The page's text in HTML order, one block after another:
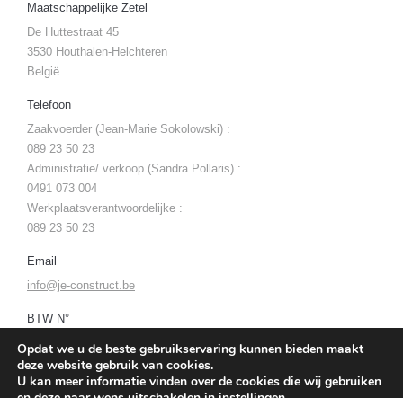
Maatschappelijke Zetel
De Huttestraat 45
3530 Houthalen-Helchteren
België
Telefoon
Zaakvoerder (Jean-Marie Sokolowski) :
089 23 50 23
Administratie/ verkoop (Sandra Pollaris) :
0491 073 004
Werkplaatsverantwoordelijke :
089 23 50 23
Email
info@je-construct.be
BTW N°
BE 0824.879.783
Opdat we u de beste gebruikservaring kunnen bieden maakt
deze website gebruik van cookies.
U kan meer informatie vinden over de cookies die wij gebruiken